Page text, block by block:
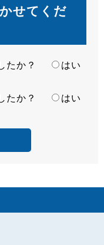
せてくだ
たか？
はい
たか？
はい